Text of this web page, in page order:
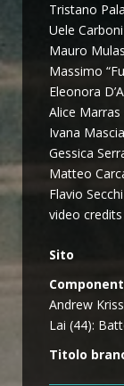
Tristano
Uele
Mauro
Massimo
Eleonora
Alice Marras
Ivana
Gessica
Matteo
Flavio
video
Sito
Andrew
Lai (44):
Titolo